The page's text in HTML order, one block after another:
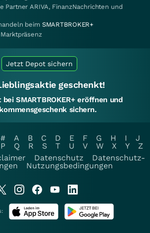
Partner ARIVA, FinanzNachrichten und
beim SMARTBROKER+
Jetzt Depot sichern
geschenkt!
SMARTBROKER+ eröffnen und
sichern.
# A B C D E F G H I
J
P Q R S T U V W X Y
Z
Datenschutz
Datenschutz-
Nutzungsbedingungen